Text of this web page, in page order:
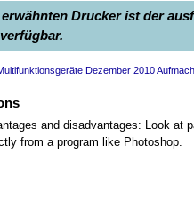
Drucker ist der
and disadvantages: Look at
from a program like Photoshop.